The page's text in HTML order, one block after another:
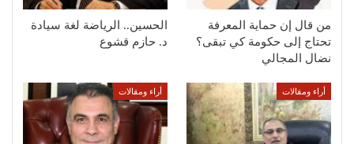
من قال إن حماية المعرفة
تحتاج إلى حكومة كي تبقى؟
نضال المجالي
الحسين.. الرياضة لغة سيادة
د. حازم قشوع
أراء ومقالات أراء ومقالات